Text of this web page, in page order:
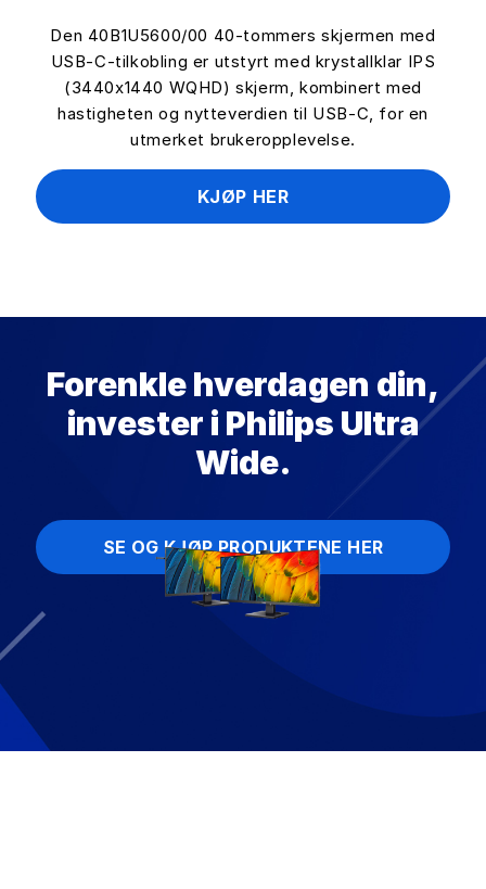
Den 40B1U5600/00 40-tommers skjermen med
USB-C-tilkobling er utstyrt med krystallklar IPS
(3440x1440 WQHD) skjerm, kombinert med
hastigheten og nytteverdien til USB-C, for en
utmerket brukeropplevelse.
KJØP HER
Forenkle hverdagen din,
invester i Philips Ultra
Wide.
SE OG KJØP PRODUKTENE HER